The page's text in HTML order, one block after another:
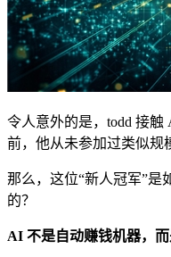
令人意外的是，todd 接触
前，他从未参加过类似规
那么，这位“新人冠军”是
的？
AI 不是自动赚钱机器，